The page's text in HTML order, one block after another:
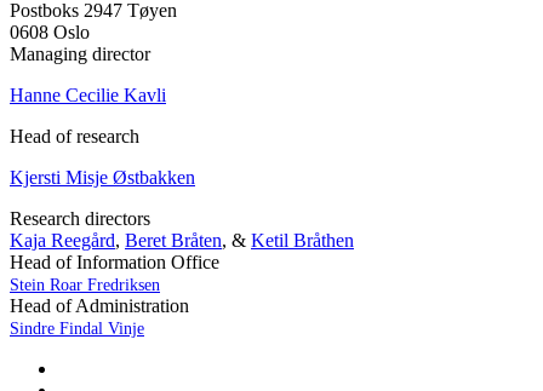
Postboks 2947 Tøyen
0608 Oslo
Managing director
Hanne Cecilie Kavli
Head of research
Kjersti Misje Østbakken
Research directors
Kaja Reegård, Beret Bråten, & Ketil Bråthen
Head of Information Office
Stein Roar Fredriksen
Head of Administration
Sindre Findal Vinje